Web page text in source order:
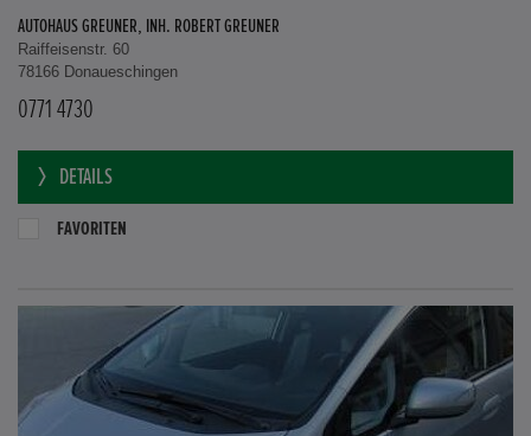
AUTOHAUS GREUNER, INH. ROBERT GREUNER
Raiffeisenstr. 60
78166 Donaueschingen
0771 4730
DETAILS
FAVORITEN